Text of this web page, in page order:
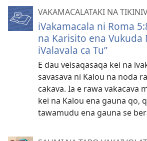
VAKAMACALATAKI NA
iVakamacala ni Roma
na Karisito ena Vukuda
iValavala ca Tu”
E dau veisaqasaqa kei na
savasava ni Kalou na noda
cakava. Ia e rawa vakacava
kei na Kalou ena gauna qo,
tawamudu ena gauna se